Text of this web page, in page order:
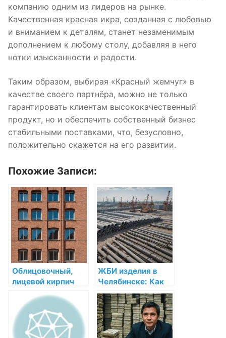
компанию одним из лидеров на рынке.
Качественная красная икра, созданная с любовью
и вниманием к деталям, станет незаменимым
дополнением к любому столу, добавляя в него
нотки изысканности и радости.
Таким образом, выбирая «Красный жемчуг» в
качестве своего партнёра, можно не только
гарантировать клиентам высококачественный
продукт, но и обеспечить собственный бизнес
стабильными поставками, что, безусловно,
положительно скажется на его развитии.
Похожие Записи:
Облицовочный,
лицевой кирпич
купить недорого в
Челябинске
ЖБИ изделия в
Челябинске: Как
выбрать и где
купить
качественную
продукцию